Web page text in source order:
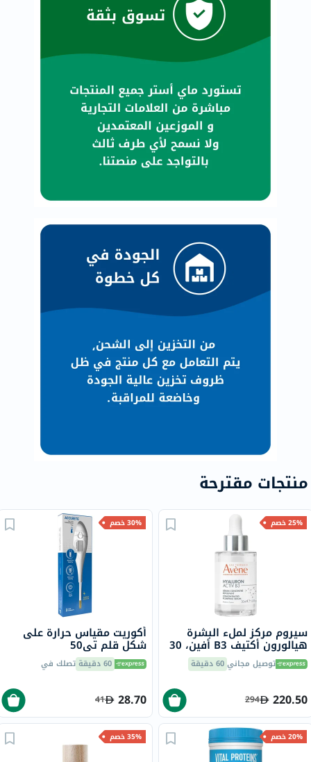
منتجات مقترحة
25% خصم
سيروم مركز لملء البشرة
هيالورون أكتيف B3 أفين، 30
مل توصيل مجاني60 دقيقة
220.50
294
30% خصم
أكوريت مقياس حرارة على
شكل قلم تي50
60 دقيقة تصلك في
28.70
41
20% خصم 35% خصم